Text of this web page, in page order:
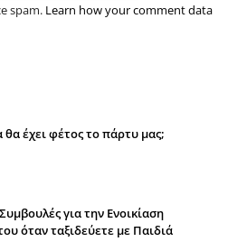
spam. Learn how your comment data
θα έχει φέτος το πάρτυ μας;
για την Ενοικίαση
όταν ταξιδεύετε με Παιδιά